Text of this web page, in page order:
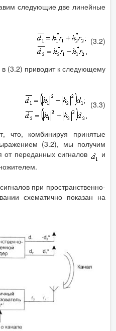
следующие две линейные
(3.2)
(3.2) приводит к следующему
(3.3)
что, комбинируя принятые
(3.2), мы получим
от переданных сигналов
и
при пространственно-
схематично показан на